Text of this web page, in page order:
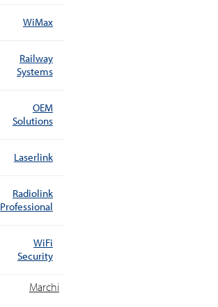
WiMax
Railway
Systems
OEM
Solutions
Laserlink
Radiolink
Professional
WiFi
Security
Marchi